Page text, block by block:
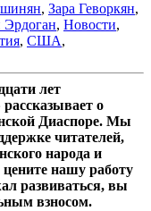
, Зара Геворкян,
Эрдоган, Новости,
, США,
лет
о
Диаспоре. Мы
читателей,
народа и
нашу работу
развиваться, вы
взносом.